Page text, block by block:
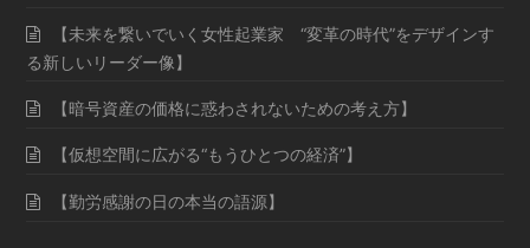
【未来を繋いでいく女性起業家 “変革の時代”をデザインす
る新しいリーダー像】
【暗号資産の価格に惑わされないための考え方】
【仮想空間に広がる“もうひとつの経済”】
【勤労感謝の日の本当の語源】